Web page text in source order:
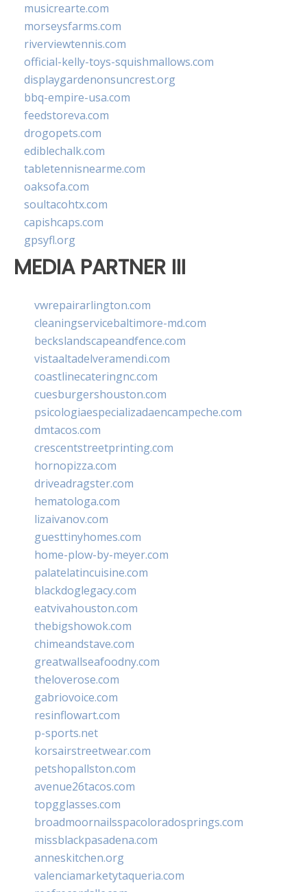
musicrearte.com
morseysfarms.com
riverviewtennis.com
official-kelly-toys-squishmallows.com
displaygardenonsuncrest.org
bbq-empire-usa.com
feedstoreva.com
drogopets.com
ediblechalk.com
tabletennisnearme.com
oaksofa.com
soultacohtx.com
capishcaps.com
gpsyfl.org
MEDIA PARTNER III
vwrepairarlington.com
cleaningservicebaltimore-md.com
beckslandscapeandfence.com
vistaaltadelveramendi.com
coastlinecateringnc.com
cuesburgershouston.com
psicologiaespecializadaencampeche.com
dmtacos.com
crescentstreetprinting.com
hornopizza.com
driveadragster.com
hematologa.com
lizaivanov.com
guesttinyhomes.com
home-plow-by-meyer.com
palatelatincuisine.com
blackdoglegacy.com
eatvivahouston.com
thebigshowok.com
chimeandstave.com
greatwallseafoodny.com
theloverose.com
gabriovoice.com
resinflowart.com
p-sports.net
korsairstreetwear.com
petshopallston.com
avenue26tacos.com
topgglasses.com
broadmoornailsspacoloradosprings.com
missblackpasadena.com
anneskitchen.org
valenciamarketytaqueria.com